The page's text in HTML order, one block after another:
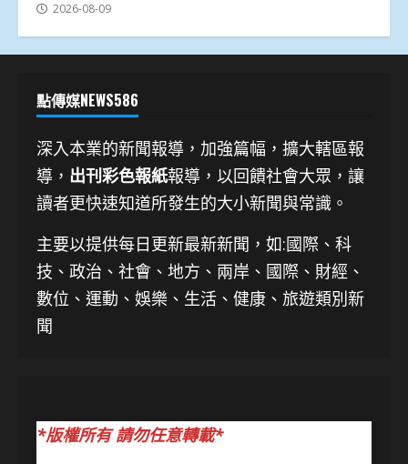
2026-08-09
點傳媒NEWS586
深入本業的新聞報導，加強篇幅，擴大轄區報
導， 出刊彩色報紙報導，以回饋社會大眾，讓
讀者更快速知道所發生的大小新聞與常識。
主要以提供每日更新最新新聞 ，如:國際、科
技、 政治、社會、地方、兩岸、國際、財經、
數位、運動、娛樂、生活、健康、旅遊類別新
聞
*版權所有 請勿任意轉載*